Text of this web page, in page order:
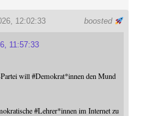
boosted
12:02:33
11:57:33
will#Demokrat*innen den Mund
#Lehrer*innen im Internet zu